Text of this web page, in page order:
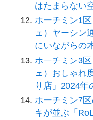
はたまらない
ホーチミン1
ェ）ヤーシン
にいながらの
ホーチミン3
ェ）おしゃれ
り店」2024年
ホーチミン7
キが並ぶ「